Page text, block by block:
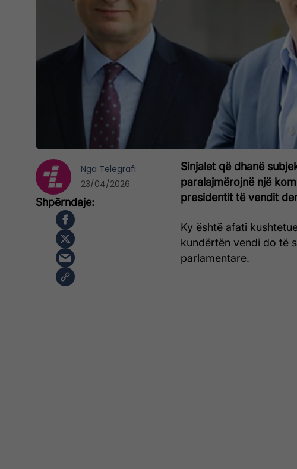
Sinjalet që dhanë
paralajmërojnë një
presidentit të vendit
Ky është afati
kundërtën vendi do të
parlamentare.
Nga Telegrafi
23/04/2026